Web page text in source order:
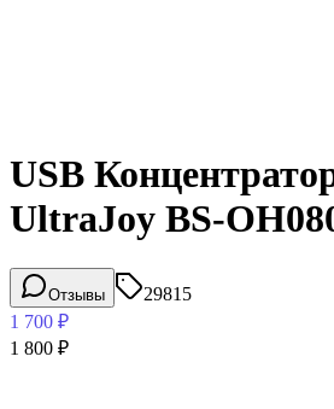
USB
UltraJoy BS-
Отзывы
29815
1 700 ₽
1 800 ₽